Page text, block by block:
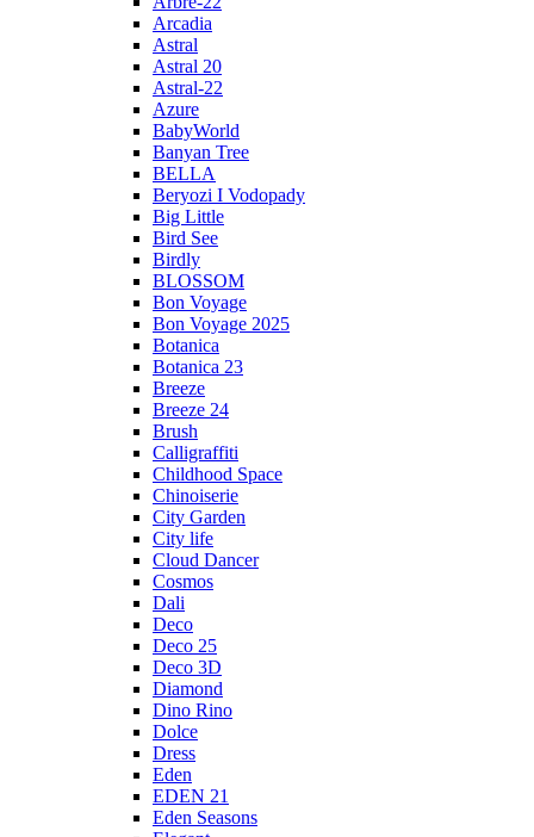
Arcadia
Astral
Astral 20
Astral-22
Azure
BabyWorld
Banyan Tree
BELLA
Beryozi I Vodopady
Big Little
Bird See
Birdly
BLOSSOM
Bon Voyage
Bon Voyage 2025
Botanica
Botanica 23
Breeze
Breeze 24
Brush
Calligraffiti
Childhood Space
Chinoiserie
City Garden
City life
Cloud Dancer
Cosmos
Dali
Deco
Deco 25
Deco 3D
Diamond
Dino Rino
Dolce
Dress
Eden
EDEN 21
Eden Seasons